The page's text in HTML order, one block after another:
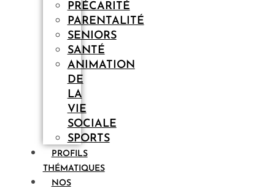
PRÉCARITÉ
PARENTALITÉ
SENIORS
SANTÉ
ANIMATION
DE
LA
VIE
SOCIALE
SPORTS
PROFILS
THÉMATIQUES
NOS